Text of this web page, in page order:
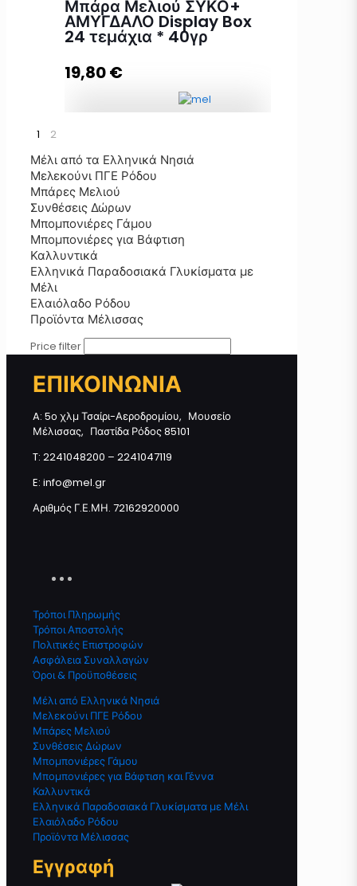
Μπάρα Μελιού ΣΥΚΟ+
ΑΜΥΓΔΑΛΟ Display Box
24 τεμάχια * 40γρ
19,80€
Display Box 24 τεμάχια * 40γρ
ποσότητα
Προσθήκη στο καλάθι
1 2
Μέλι από τα Ελληνικά Νησιά
Μελεκούνι ΠΓΕ Ρόδου
Μπάρες Μελιού
Συνθέσεις Δώρων
Μπομπονιέρες Γάμου
Μπομπονιέρες για Βάφτιση
Καλλυντικά
Ελληνικά Παραδοσιακά Γλυκίσματα με
Μέλι
Ελαιόλαδο Ρόδου
Προϊόντα Μέλισσας
Price filter
ΕΠΙΚΟΙΝΩΝΙΑ
A: 5ο χλμ Τσαίρι-Αεροδρομίου, Μουσείο
Μέλισσας, Παστίδα Ρόδος 85101
T: 2241048200 – 2241047119
E: info@mel.gr
Αριθμός Γ.Ε.ΜΗ. 72162920000
Τρόποι Πληρωμής
Τρόποι Αποστολής
Πολιτικές Επιστροφών
Ασφάλεια Συναλλαγών
Όροι & Προϋποθέσεις
Μέλι από Ελληνικά Νησιά
Μελεκούνι ΠΓΕ Ρόδου
Μπάρες Μελιού
Συνθέσεις Δώρων
Μπομπονιέρες Γάμου
Μπομπονιέρες για Βάφτιση και Γέννα
Καλλυντικά
Ελληνικά Παραδοσιακά Γλυκίσματα με Μέλι
Ελαιόλαδο Ρόδου
Προϊόντα Μέλισσας
Εγγραφή